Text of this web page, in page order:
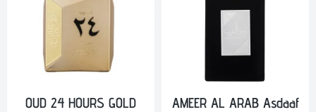
OUD 24 HOURS GOLD
AMEER AL ARAB Asdaaf